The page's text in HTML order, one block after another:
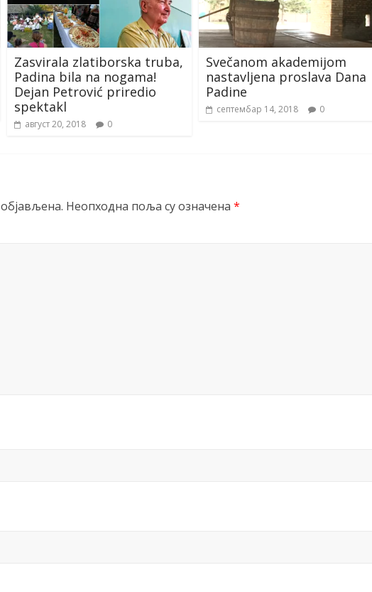
Zasvirala zlatiborska truba,
Padina bila na nogama!
Dejan Petrović priredio
spektakl
август 20, 2018 0
Svečanom akademijom
nastavljena proslava Dana
Padine
септембар 14, 2018 0
Неопходна поља су означена *